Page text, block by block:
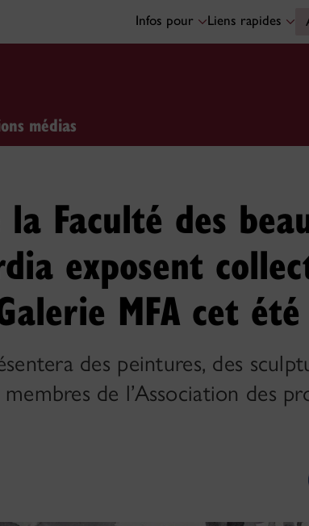
Infos pour Liens rapides
médias
Faculté des
exposent
MFA cet été
des peintures, des
de l’Association des